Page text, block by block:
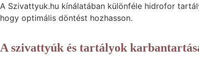
A Szivattyuk.hu kínálatában különféle hidrofor
hogy optimális döntést hozhasson.
A szivattyúk és tartályok